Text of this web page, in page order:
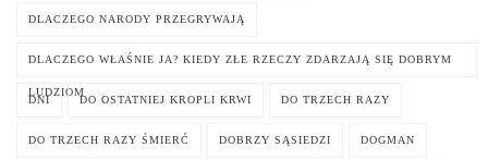
DLACZEGO NARODY PRZEGRYWAJĄ
DLACZEGO WŁAŚNIE JA? KIEDY ZŁE RZECZY ZDARZAJĄ SIĘ DOBRYM
LUDZIOM
DNI DO OSTATNIEJ KROPLI KRWI DO TRZECH RAZY
DO TRZECH RAZY ŚMIERĆ DOBRZY SĄSIEDZI DOGMAN